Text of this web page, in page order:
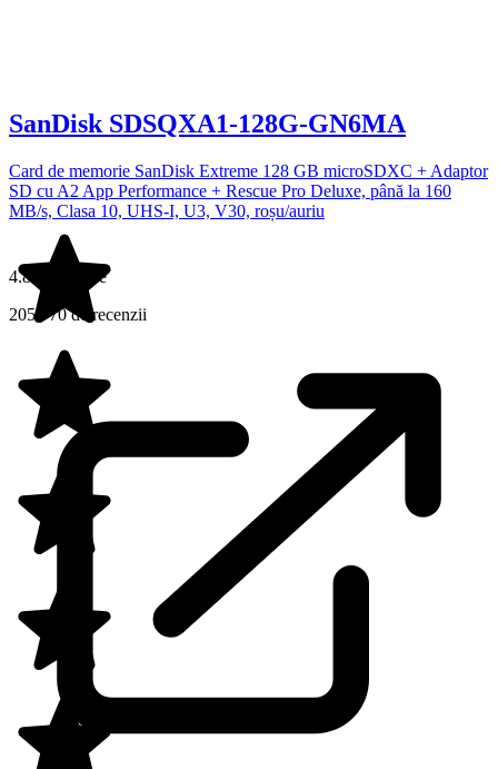
SanDisk SDSQXA1-128G-GN6MA
Card de memorie SanDisk Extreme 128 GB microSDXC + Adaptor
SD cu A2 App Performance + Rescue Pro Deluxe, până la 160
MB/s, Clasa 10, UHS-I, U3, V30, roșu/auriu
4.8 din 5 stele
205.770 de recenzii